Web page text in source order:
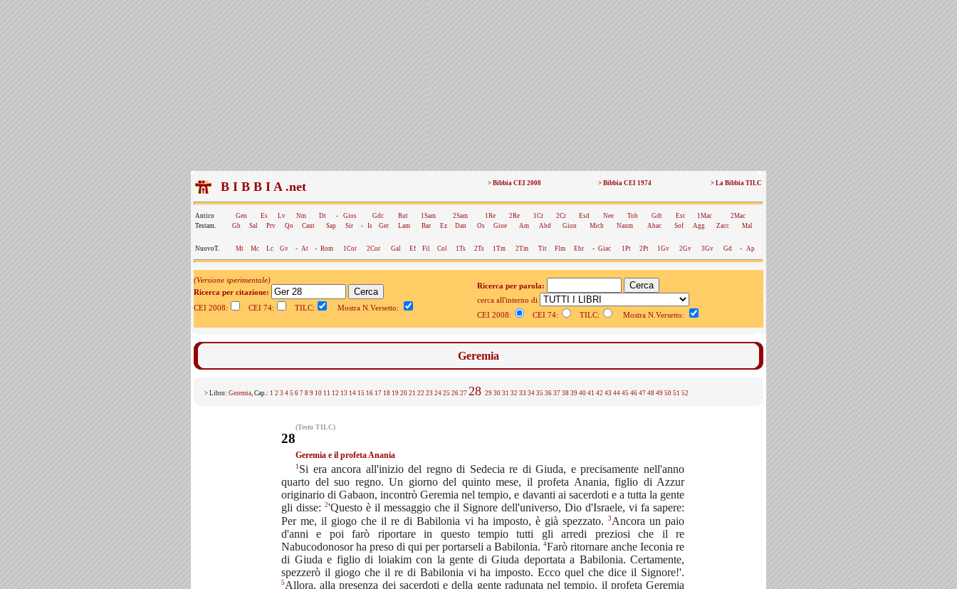
B I B B I A .net > Bibbia CEI 2008 > Bibbia CEI 1974 > La Bibbia TILC
Antico Gen Es Lv Nm Dt - Gios Gdc Rut 1Sam 2Sam 1Re 2Re 1Cr 2Cr Esd Nee Tob Gdt Est 1Mac
2Mac
Testam.
Gb Sal Prv Qo Cant Sap Sir - Is Ger Lam Bar Ez Dan Os Gioe Am Abd Gion Mich Naum Abac Sof Agg Zacc Mal
NuovoT. Mt Mc Lc Gv - At - Rom 1Cor 2Cor Gal Ef Fil Col 1Ts 2Ts 1Tm 2Tm Tit Flm Ebr - Giac 1Pt 2Pt 1Gv 2Gv 3Gv Gd - Ap
(Versione sperimentale)
Ricerca per citazione:
CEI 2008:
CEI 74: TILC: Mostra N.Versetto:
Ricerca per parola:
cerca all'interno di
CEI 2008:
CEI 74: TILC: Mostra N.Versetto:
Geremia
> Libro: Geremia, Cap.: 1 2 3 4 5 6 7 8 9 10 11 12 13 14 15 16 17 18 19 20 21 22 23 24 25 26 27 28 29 30 31 32 33 34 35 36 37 38 39 40 41 42 43 44 45 46 47 48 49 50 51 52
(Testo TILC)
28
Geremia e il profeta Anania
1 Si era ancora all'inizio del regno di Sedecia re di Giuda, e precisamente nell'anno
quarto del suo regno. Un giorno del quinto mese, il profeta Anania, figlio di Azzur
originario di Gabaon, incontrò Geremia nel tempio, e davanti ai sacerdoti e a tutta la gente
gli disse: 2'Questo è il messaggio che il Signore dell'universo, Dio d'Israele, vi fa sapere:
Per me, il giogo che il re di Babilonia vi ha imposto, è già spezzato.
3 Ancora un paio
d'anni e poi farò riportare in questo tempio tutti gli arredi preziosi che il re
Nabucodonosor ha preso di qui per portarseli a Babilonia. 4Farò ritornare anche Ieconia re
di Giuda e figlio di loiakim con la gente di Giuda deportata a Babilonia. Certamente,
spezzerò il giogo che il re di Babilonia vi ha imposto. Ecco quel che dice il Signore!'.
5Allora, alla presenza dei sacerdoti e della gente radunata nel tempio, il profeta Geremia